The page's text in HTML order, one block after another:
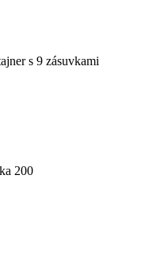
s 9 zásuvkami
200